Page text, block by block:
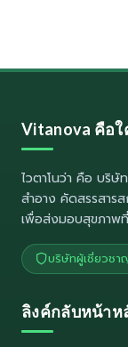
Vitanova คือใ
ไวตาโนว่า คือ บริษัท
สำอาง คัดสรรสาร
เพื่อส่งมอบสุขภาพ
บริษัทผู้เชี่ยวชา
ลิงค์กลับหน้าห